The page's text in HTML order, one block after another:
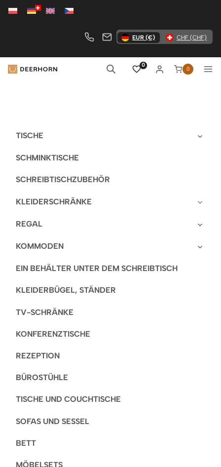
Zum
EUR (€) CHF (CHF)
0
0
TISCHE
SCHMINKTISCHE
SCHREIBTISCHZUBEHÖR
KLEIDERSCHRÄNKE
REGAL
KOMMODEN
EIN BEHÄLTER UNTER DEM SCHREIBTISCH
KLEIDERBÜGEL, STÄNDER
TV-SCHRÄNKE
KONFERENZTISCHE
REZEPTION
BÜROSTÜHLE
TISCHE UND COUCHTISCHE
SOFAS UND SESSEL
BETT
MÖBELSETS